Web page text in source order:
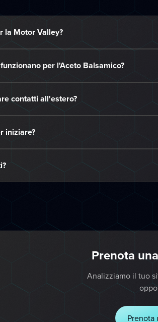
la Motor Valley?
per l'Aceto Balsamico?
contatti all'estero?
iniziare?
Prenota
Analizziamo il tuo
Prenota